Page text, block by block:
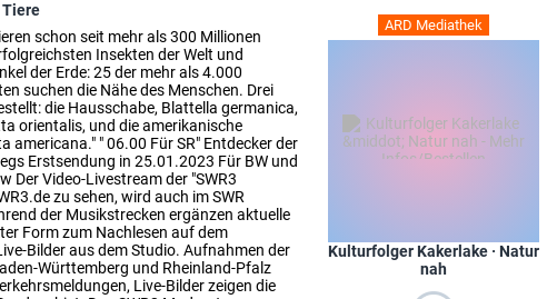
ARD Mediathek
Kulturfolger Kakerlake · Natur
nah
Tiere
schon seit mehr als 300 Millionen
Insekten der Welt und
der Erde: 25 der mehr als 4.000
suchen die Nähe des Menschen. Drei
die Hausschabe, Blattella germanica,
orientalis, und die amerikanische
americana." " 06.00 Für SR" Entdecker der
Erstsendung in 25.01.2023 Für BW und
Der Video-Livestream der "SWR3
zu sehen, wird auch im SWR
der Musikstrecken ergänzen aktuelle
Form zum Nachlesen auf dem
Bilder aus dem Studio. Aufnahmen der
Württemberg und Rheinland-Pfalz
Live-Bilder zeigen die